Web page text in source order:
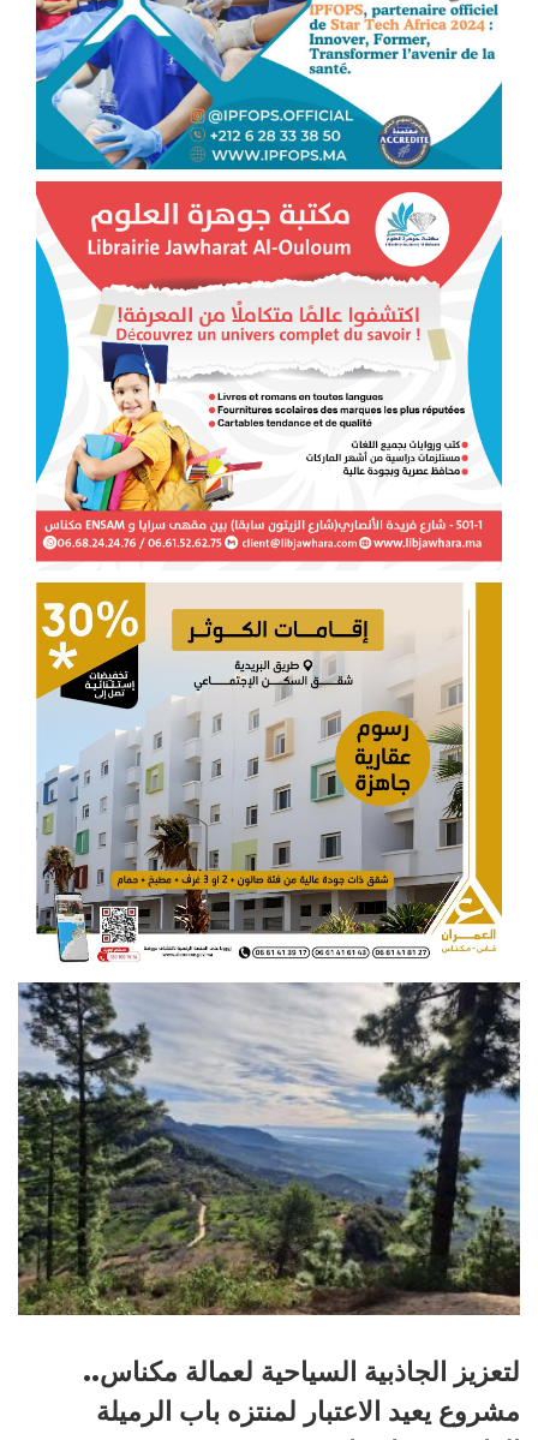
لتعزيز الجاذبية السياحية لعمالة مكناس..
مشروع يعيد الاعتبار لمنتزه باب الرميلة